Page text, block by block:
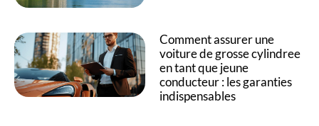
Comment assurer une
voiture de grosse cylindree
en tant que jeune
conducteur : les garanties
indispensables